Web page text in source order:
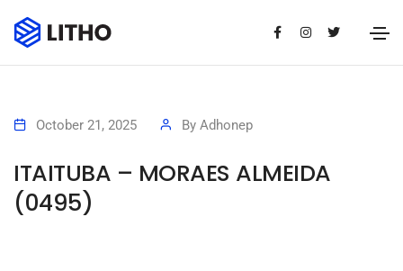
October 21, 2025 By Adhonep
ITAITUBA – MORAES ALMEIDA
(0495)